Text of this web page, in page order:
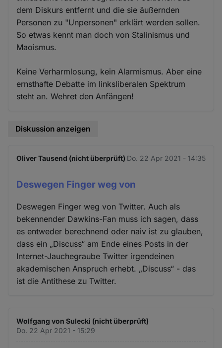
dem Diskurs entfernt und die sie äußernden
Personen zu "Unpersonen" erklärt werden sollen.
So etwas kennt man doch von Stalinismus und
Maoismus.
Keine Verharmlosung, kein Alarmismus. Aber eine
ernsthafte Debatte im linksliberalen Spektrum
steht an. Wehret den Anfängen!
Diskussion anzeigen
Oliver Tausend (nicht überprüft) Do. 22 Apr 2021 - 14:35
Deswegen Finger weg von
Deswegen Finger weg von Twitter. Auch als
bekennender Dawkins-Fan muss ich sagen, dass
es entweder berechnend oder naiv ist zu glauben,
dass ein „Discuss“ am Ende eines Posts in der
Internet-Jauchegraube Twitter irgendeinen
akademischen Anspruch erhebt. „Discuss“ - das
ist die Antithese zu Twitter.
Wolfgang von Sulecki (nicht überprüft)
Do. 22 Apr 2021 - 15:29